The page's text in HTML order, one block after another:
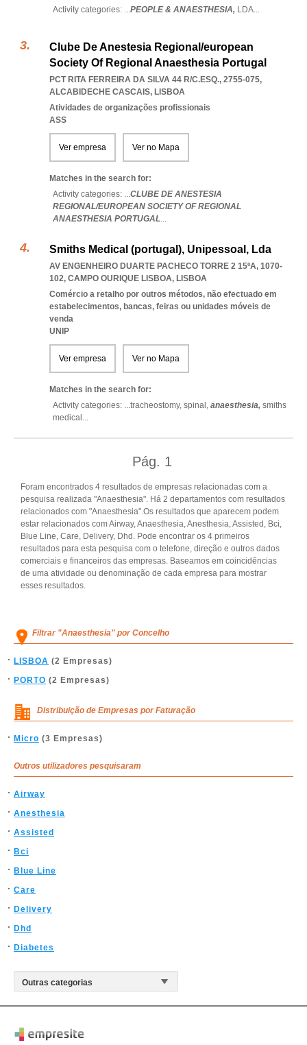
Activity categories: ...PEOPLE & ANAESTHESIA, LDA...
Clube De Anestesia Regional/european
Society Of Regional Anaesthesia Portugal
PCT RITA FERREIRA DA SILVA 44 R/C.ESQ., 2755-075,
ALCABIDECHE CASCAIS, LISBOA
Atividades de organizações profissionais
ASS
Ver empresa Ver no Mapa
Matches in the search for:
Activity categories: ...CLUBE DE ANESTESIA
REGIONAL/EUROPEAN SOCIETY OF REGIONAL
ANAESTHESIA PORTUGAL...
Smiths Medical (portugal), Unipessoal, Lda
AV ENGENHEIRO DUARTE PACHECO TORRE 2 15ºA, 1070-
102, CAMPO OURIQUE LISBOA, LISBOA
Comércio a retalho por outros métodos, não efectuado em
estabelecimentos, bancas, feiras ou unidades móveis de
venda
UNIP
Ver empresa Ver no Mapa
Matches in the search for:
Activity categories: ...tracheostomy, spinal, anaesthesia, smiths
medical ...
Pág. 1
Foram encontrados 4 resultados de empresas relacionadas com a
pesquisa realizada "Anaesthesia". Há 2 departamentos com resultados
relacionados com "Anaesthesia".Os resultados que aparecem podem
estar relacionados com Airway, Anaesthesia, Anesthesia, Assisted, Bci,
Blue Line, Care, Delivery, Dhd. Pode encontrar os 4 primeiros
resultados para esta pesquisa com o telefone, direção e outros dados
comerciais e financeiros das empresas. Baseamos em coincidências
de uma atividade ou denominação de cada empresa para mostrar
esses resultados.
Filtrar "Anaesthesia" por Concelho
LISBOA (2 Empresas)
PORTO (2 Empresas)
Distribuição de Empresas por Faturação
Micro (3 Empresas)
Outros utilizadores pesquisaram
Airway
Anesthesia
Assisted
Bci
Blue Line
Care
Delivery
Dhd
Diabetes